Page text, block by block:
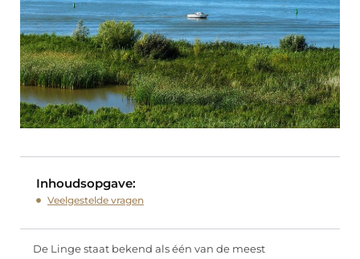
Inhoudsopgave:
Veelgestelde vragen
De Linge staat bekend als één van de meest